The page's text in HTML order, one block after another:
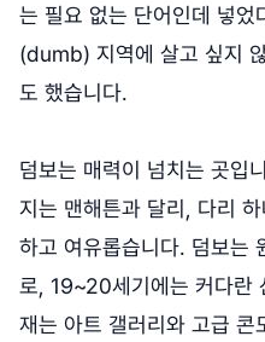
는 필요 없는 단어인데 넣었
(dumb) 지역에 살고 싶지
도 했습니다.
덤보는 매력이 넘치는 곳입
지는 맨해튼과 달리, 다리
하고 여유롭습니다. 덤보는
로, 19~20세기에는 커다란
재는 아트 갤러리와 고급 콘